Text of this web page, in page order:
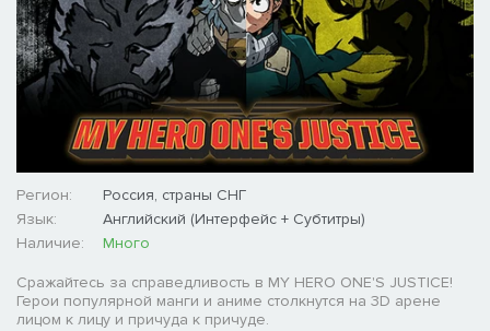
Регион:
Россия, страны СНГ
Язык:
Английский (Интерфейс + Субтитры)
Наличие:
Много
Сражайтесь за справедливость в MY HERO ONE'S JUSTICE!
Герои популярной манги и аниме столкнутся на 3D арене
лицом к лицу и причуда к причуде.